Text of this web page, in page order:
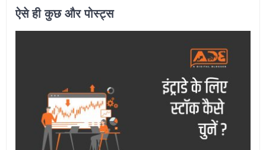
ऐसे ही कुछ और पोस्ट्स